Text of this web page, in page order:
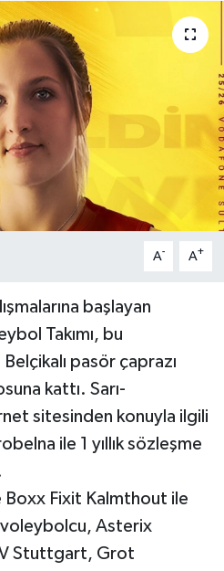
A- A+
başlayan
Takımı, bu
pasör çaprazı
kattı. Sarı-
sitesinden konuyla ilgili
ile 1 yıllık sözleşme
Boxx Fixit Kalmthout ile
voleybolcu, Asterix
Stuttgart, Grot